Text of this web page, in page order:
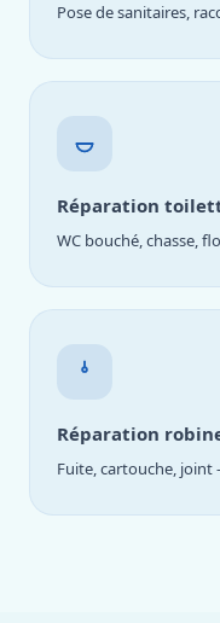
Pose de sanitaires,
Réparation
WC bouché, chasse,
Réparation
Fuite, cartouche,